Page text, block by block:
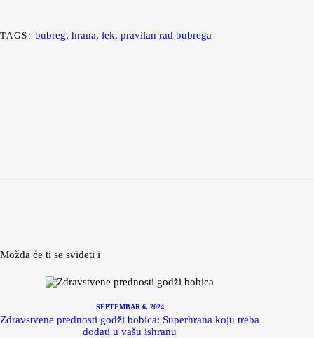
TAGS: bubreg, hrana, lek, pravilan rad bubrega
Možda će ti se svideti i
SEPTEMBAR 6, 2024
Zdravstvene prednosti godži bobica: Superhrana koju treba
dodati u vašu ishranu